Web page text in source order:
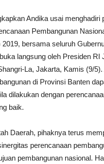
Andika usai menghadiri
Pembangunan
bersama seluruh
langsung oleh Presiden RI
La, Jakarta, Kamis (9/5).
di Provinsi Banten
dilakukan dengan
baik.
Daerah, pihaknya terus
perencanaan
pembangunan nasional.